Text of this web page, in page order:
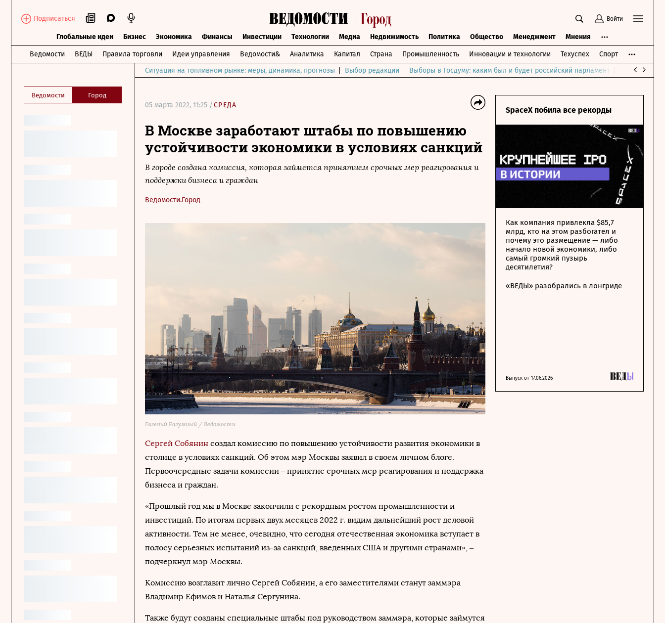
Подписаться Войти
Глобальные идеи Бизнес Экономика Финансы Инвестиции Технологии Медиа Недвижимость Политика Общество Менеджмент Мнения
Ведомости ВЕДЫ Правила торговли Идеи управления Ведомости& Аналитика Капитал Страна Промышленность Инновации и технологии Техуспех Спорт
Ведомости Город
Ситуация на топливном рынке: меры, динамика, прогнозы Выбор редакции Выборы в Госдуму: каким был и будет российский парламент Война на
05 марта 2022, 11:25 /СРЕДА
В Москве заработают штабы по повышению
устойчивости экономики в условиях санкций
В городе создана комиссия, которая займется принятием срочных мер реагирования и
поддержки бизнеса и граждан
Ведомости.Город
Евгений Разумный / Ведомости
Сергей Собянин создал комиссию по повышению устойчивости развития экономики в
столице в условиях санкций. Об этом мэр Москвы заявил в своем личном блоге.
Первоочередные задачи комиссии – принятие срочных мер реагирования и поддержка
бизнеса и граждан.
«Прошлый год мы в Москве закончили с рекордным ростом промышленности и
инвестиций. По итогам первых двух месяцев 2022 г. видим дальнейший рост деловой
активности. Тем не менее, очевидно, что сегодня отечественная экономика вступает в
полосу серьезных испытаний из-за санкций, введенных США и другими странами», –
подчеркнул мэр Москвы.
Комиссию возглавит лично Сергей Собянин, а его заместителями станут заммэра
Владимир Ефимов и Наталья Сергунина.
Также будут созданы специальные штабы под руководством заммэра, которые займутся
SpaceX побила все рекорды
Как компания привлекла $85,7
млрд, кто на этом разбогател и
почему это размещение — либо
начало новой экономики, либо
самый громкий пузырь
десятилетия?
«ВЕДЫ» разобрались в лонгриде
Выпуск от 17.06.2026